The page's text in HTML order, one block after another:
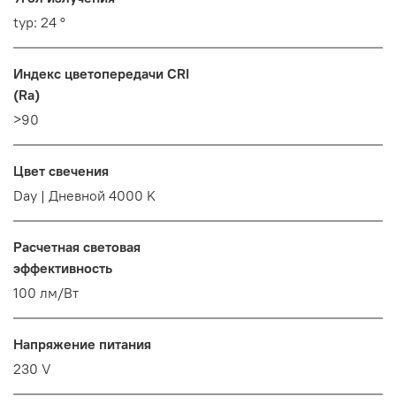
typ: 24 °
Индекс цветопередачи CRI
(Ra)
>90
Цвет свечения
Day | Дневной 4000 K
Расчетная световая
эффективность
100 лм/Вт
Напряжение питания
230 V